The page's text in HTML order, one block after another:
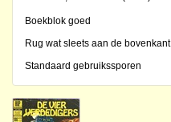
Boekblok goed
Rug wat sleets aan de bovenkant
Standaard gebruikssporen